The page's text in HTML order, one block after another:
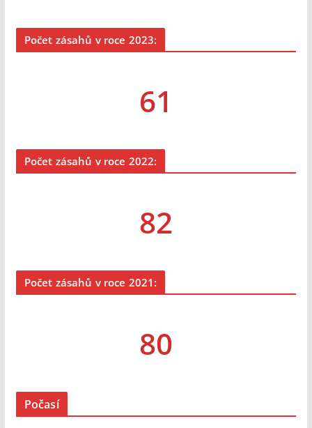
Počet zásahů v roce 2023:
61
Počet zásahů v roce 2022:
82
Počet zásahů v roce 2021:
80
Počasí